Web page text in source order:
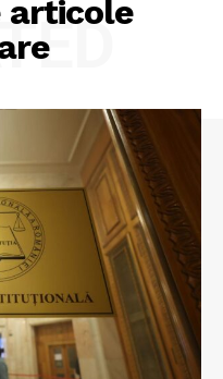
articole